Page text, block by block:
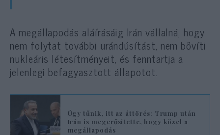
A megállapodás aláírásáig Irán vállalná, hogy
nem folytat további urándúsítást, nem bővíti
nukleáris létesítményeit, és fenntartja a
jelenlegi befagyasztott állapotot.
Úgy tűnik, itt az áttörés: Trump után
Irán is megerősítette, hogy közel a
megállapodás